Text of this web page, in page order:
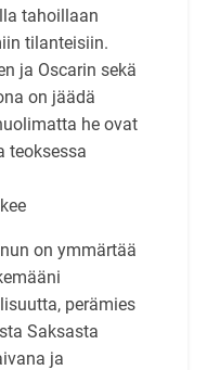
tahoillaan
tilanteisiin.
ja Oscarin sekä
on jäädä
he ovat
teoksessa
on ymmärtää
perämies
Saksasta
ja